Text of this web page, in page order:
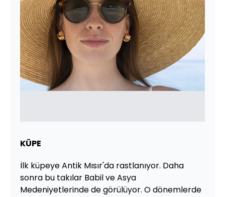
KÜPE
İlk küpeye Antik Mısır'da rastlanıyor. Daha
sonra bu takılar Babil ve Asya
Medeniyetlerinde de görülüyor. O dönemlerde